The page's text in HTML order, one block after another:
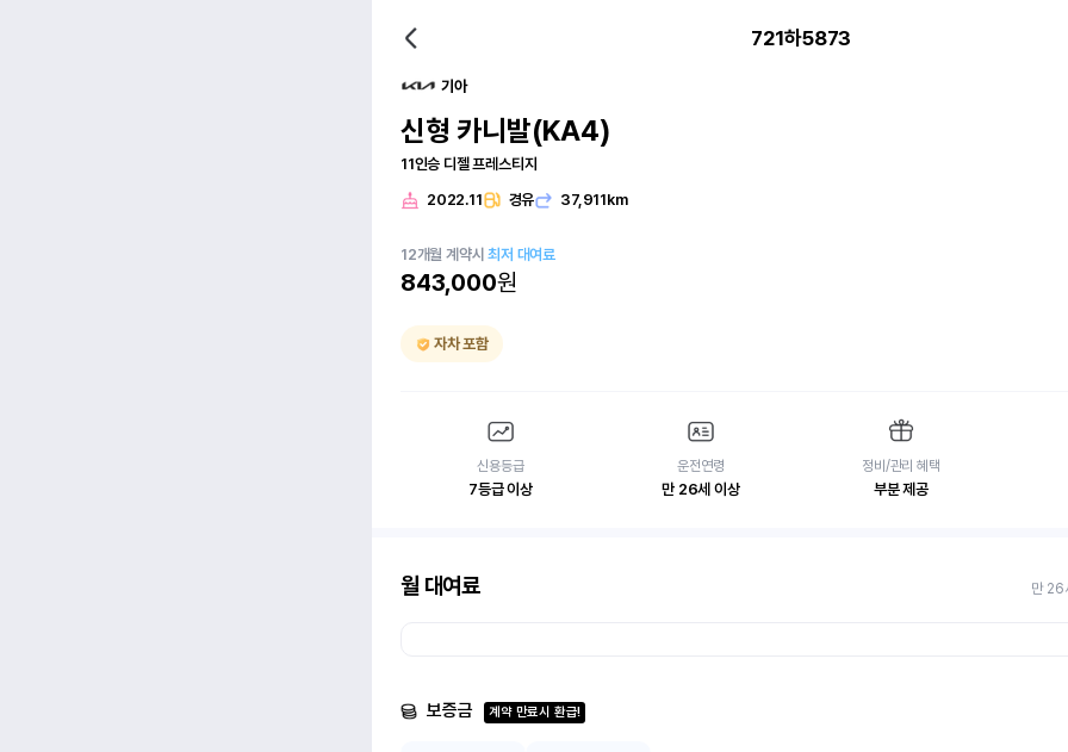
721하5873
기아
신형 카니발(KA4)
11인승 디젤 프레스티지
2022.11 경유 37,911km
12개월 계약시최저 대여료
843,000원
자차 포함
신용등급
7등급 이상
운전연령
만 26세 이상
정비/관리 혜택
부분 제공
월 대여료 만 26
보증금 계약 만료시 환급!